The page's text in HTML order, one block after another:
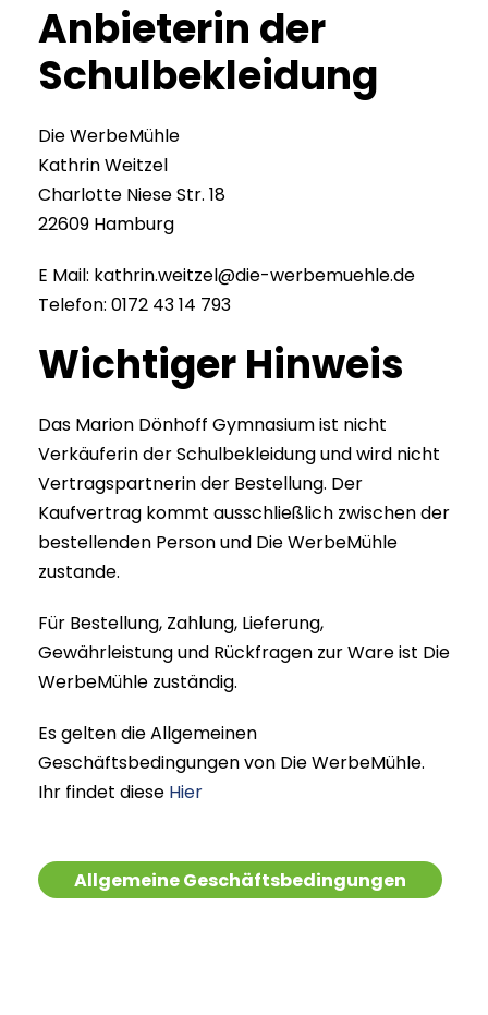
Anbieterin der
Schulbekleidung
Die WerbeMühle
Kathrin Weitzel
Charlotte Niese Str. 18
22609 Hamburg
E Mail: kathrin.weitzel@die-werbemuehle.de
Telefon: 0172 43 14 793
Wichtiger Hinweis
Das Marion Dönhoff Gymnasium ist nicht
Verkäuferin der Schulbekleidung und wird nicht
Vertragspartnerin der Bestellung. Der
Kaufvertrag kommt ausschließlich zwischen der
bestellenden Person und Die WerbeMühle
zustande.
Für Bestellung, Zahlung, Lieferung,
Gewährleistung und Rückfragen zur Ware ist Die
WerbeMühle zuständig.
Es gelten die Allgemeinen
Geschäftsbedingungen von Die WerbeMühle.
Ihr findet diese Hier
Allgemeine Geschäftsbedingungen